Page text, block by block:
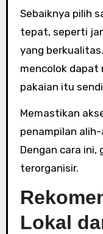
Sebaiknya pilih
tepat, seperti
yang
mencolok dapat
pakaian itu
Memastikan
penampilan
Dengan cara
terorganisir.
Lokal